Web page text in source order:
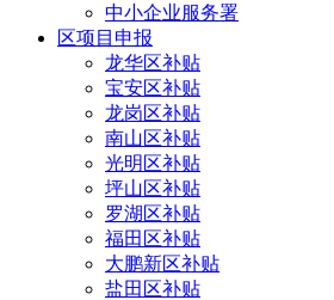
中小企业服务署
区项目申报
龙华区补贴
宝安区补贴
龙岗区补贴
南山区补贴
光明区补贴
坪山区补贴
罗湖区补贴
福田区补贴
大鹏新区补贴
盐田区补贴